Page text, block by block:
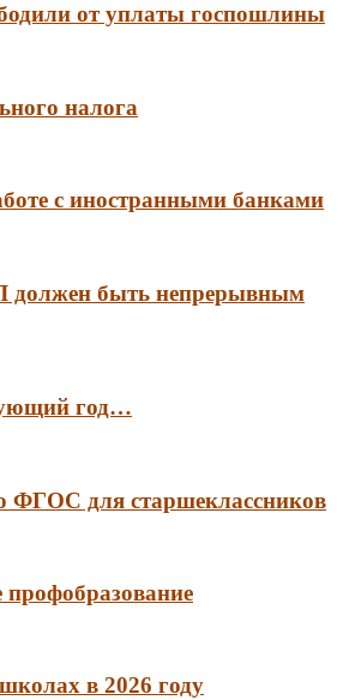
от уплаты госпошлины
налога
с иностранными банками
должен быть непрерывным
год…
ФГОС для старшеклассников
профобразование
в 2026 году